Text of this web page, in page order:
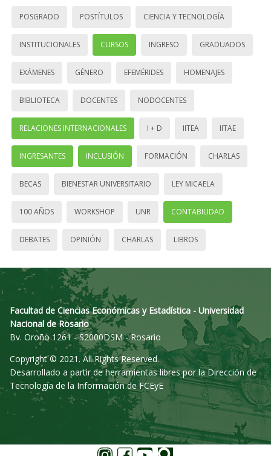
POSGRADO POSTÍTULOS CIENCIA Y TECNOLOGÍA
INSTITUCIONALES CURSOS INGRESO GRADUADOS
EXÁMENES GÉNERO EFEMÉRIDES HOMENAJES
BIBLIOTECA DOCENTES NODOCENTES
RELACIONES INTERNACIONALES I + D IITEA IITAE
INGRESANTES INCLUSIÓN FORMACIÓN CHARLAS
BECAS BIENESTAR UNIVERSITARIO LEY MICAELA
100 AÑOS WORKSHOP UNR CONTABILIDAD
DEBATES OPINIÓN CHARLAS LIBROS
Facultad de Ciencias Económicas y Estadística - Universidad
Nacional de Rosario
Bv. Oroño 1261 - S2000DSM - Rosario
Copyright © 2021. All Rights Reserved.
Desarrollado a partir de herramientas libres por la Dirección de
Tecnología de la Información de FCEyE